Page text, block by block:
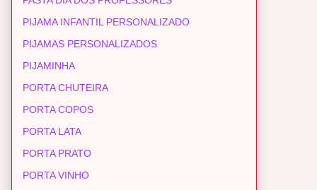
PIJAMA INFANTIL PERSONALIZADO
PIJAMAS PERSONALIZADOS
PIJAMINHA
PORTA CHUTEIRA
PORTA COPOS
PORTA LATA
PORTA PRATO
PORTA VINHO